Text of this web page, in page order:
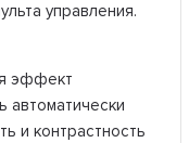
управления.
эффект
автоматически
и контрастность